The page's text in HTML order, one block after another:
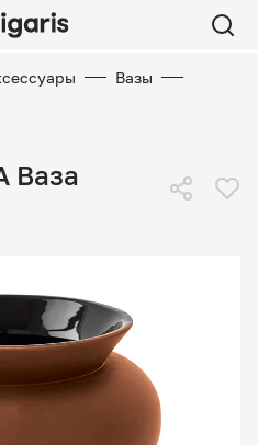
Вазы
Ваза